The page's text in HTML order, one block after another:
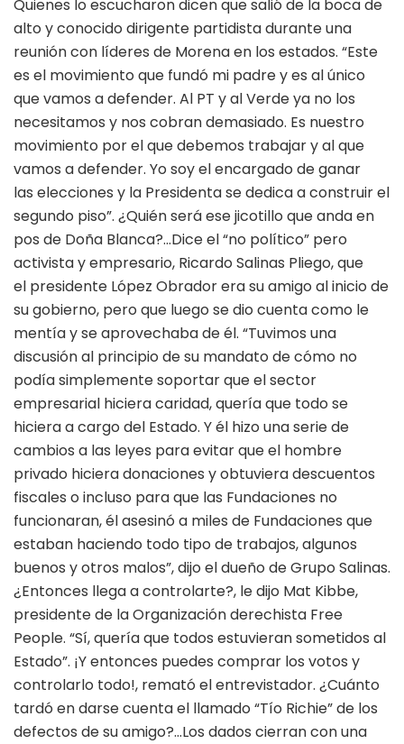
Quienes lo escucharon dicen que salió de la boca de
alto y conocido dirigente partidista durante una
reunión con líderes de Morena en los estados. “Este
es el movimiento que fundó mi padre y es al único
que vamos a defender. Al PT y al Verde ya no los
necesitamos y nos cobran demasiado. Es nuestro
movimiento por el que debemos trabajar y al que
vamos a defender. Yo soy el encargado de ganar
las elecciones y la Presidenta se dedica a construir el
segundo piso”. ¿Quién será ese jicotillo que anda en
pos de Doña Blanca?…Dice el “no político” pero
activista y empresario, Ricardo Salinas Pliego, que
el presidente López Obrador era su amigo al inicio de
su gobierno, pero que luego se dio cuenta como le
mentía y se aprovechaba de él. “Tuvimos una
discusión al principio de su mandato de cómo no
podía simplemente soportar que el sector
empresarial hiciera caridad, quería que todo se
hiciera a cargo del Estado. Y él hizo una serie de
cambios a las leyes para evitar que el hombre
privado hiciera donaciones y obtuviera descuentos
fiscales o incluso para que las Fundaciones no
funcionaran, él asesinó a miles de Fundaciones que
estaban haciendo todo tipo de trabajos, algunos
buenos y otros malos”, dijo el dueño de Grupo Salinas.
¿Entonces llega a controlarte?, le dijo Mat Kibbe,
presidente de la Organización derechista Free
People. “Sí, quería que todos estuvieran sometidos al
Estado”. ¡Y entonces puedes comprar los votos y
controlarlo todo!, remató el entrevistador. ¿Cuánto
tardó en darse cuenta el llamado “Tío Richie” de los
defectos de su amigo?…Los dados cierran con una